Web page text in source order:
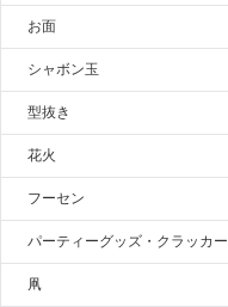
お面
シャボン玉
型抜き
花火
フーセン
パーティーグッズ・クラッカー
凧